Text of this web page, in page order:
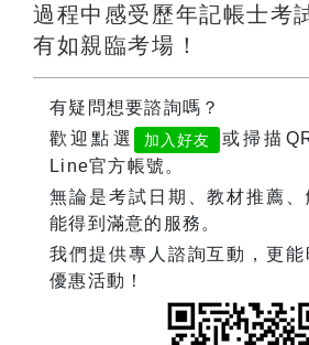
過程中感受歷年記帳士考
有如親臨考場！
有疑問想要諮詢嗎？
歡迎點選
加入好友
或掃描
Line官方帳號。
無論是考試日期、教材推薦
能得到滿意的服務。
我們提供專人諮詢互動，更能
優惠活動！